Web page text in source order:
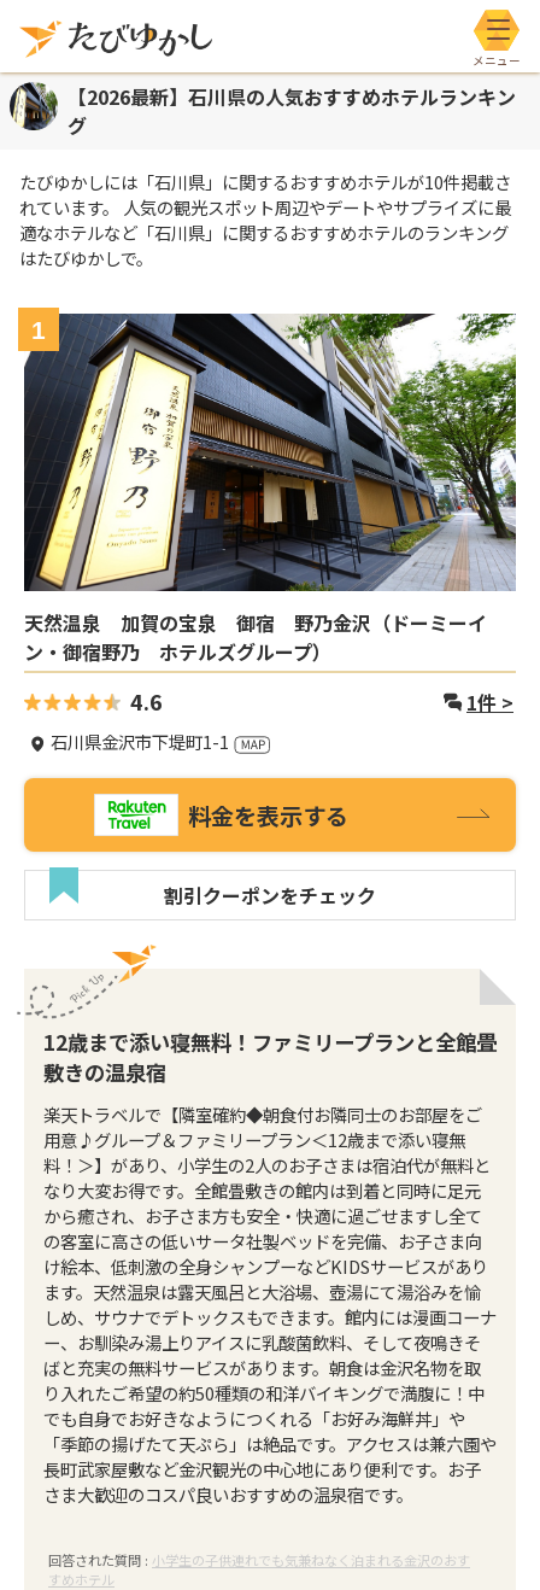
メニ
【2026最新】石川県の人気おすすめホテルランキン
グ
たびゆかしには 「石川県」 に関するおすすめホテルが10件掲載さ
れています。 人気の観光スポット周辺やデートやサプライズに最
適なホテルなど 「石川県」 に関するおすすめホテルのランキング
はたびゆかしで。
1
天然温泉 加賀の宝泉 御宿 野乃金沢（ドーミーイ
ン・御宿野乃 ホテルズグループ）
4.6 1件 >
石川県金沢市下堤町1-1
料金を表示する
割引クーポンをチェック
12歳まで添い寝無料！ファミリープランと全館畳
敷きの温泉宿
楽天トラベルで【隣室確約◆朝食付お隣同士のお部屋をご
用意♪グループ＆ファミリープラン＜12歳まで添い寝無
料！＞】があり、小学生の2人のお子さまは宿泊代が無料と
なり大変お得です。全館畳敷きの館内は到着と同時に足元
から癒され、お子さま方も安全・快適に過ごせますし全て
の客室に高さの低いサータ社製ベッドを完備、お子さま向
け絵本、低刺激の全身シャンプーなどKIDSサービスがあり
ます。天然温泉は露天風呂と大浴場、壺湯にて湯浴みを愉
しめ、サウナでデトックスもできます。館内には漫画コーナ
ー、お馴染み湯上りアイスに乳酸菌飲料、そして夜鳴きそ
ばと充実の無料サービスがあります。朝食は金沢名物を取
り入れたご希望の約50種類の和洋バイキングで満腹に！中
でも自身でお好きなようにつくれる「お好み海鮮丼」や
「季節の揚げたて天ぷら」は絶品です。アクセスは兼六園や
長町武家屋敷など金沢観光の中心地にあり便利です。お子
さま大歓迎のコスパ良いおすすめの温泉宿です。
回答された質問 : 小学生の子供連れでも気兼ねなく泊まれる金沢のおす
すめホテル